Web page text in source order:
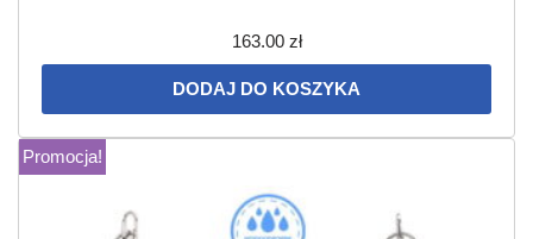
163.00 zł
DODAJ DO KOSZYKA
Promocja!